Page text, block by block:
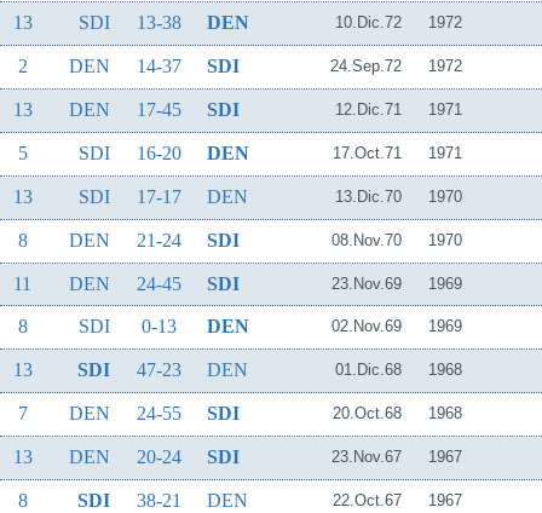
13 SDI 13-38 DEN 10.Dic.72 1972
2 DEN 14-37 SDI 24.Sep.72 1972
13 DEN 17-45 SDI 12.Dic.71 1971
5 SDI 16-20 DEN 17.Oct.71 1971
13 SDI 17-17 DEN 13.Dic.70 1970
8 DEN 21-24 SDI 08.Nov.70 1970
11 DEN 24-45 SDI 23.Nov.69 1969
8 SDI 0-13 DEN 02.Nov.69 1969
13 SDI 47-23 DEN 01.Dic.68 1968
7 DEN 24-55 SDI 20.Oct.68 1968
13 DEN 20-24 SDI 23.Nov.67 1967
8 SDI 38-21 DEN 22.Oct.67 1967